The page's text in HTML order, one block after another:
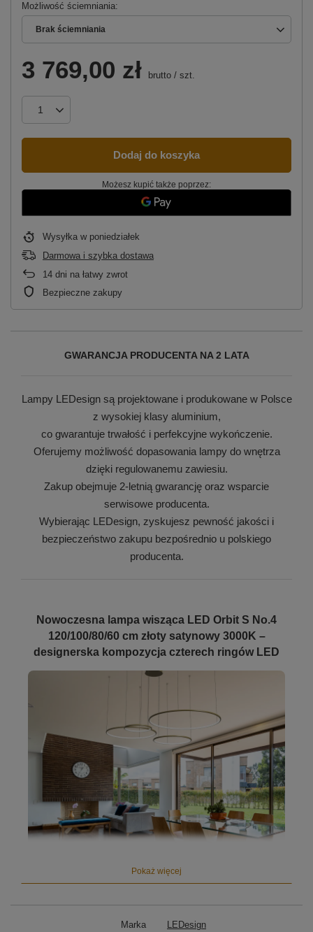
Możliwość ściemniania
Brak ściemniania
3 769,00 zł brutto / szt.
Dodaj do koszyka
Możesz kupić także poprzez:
Wysyłka w poniedziałek
Darmowa i szybka dostawa
14 dni na łatwy zwrot
Bezpieczne zakupy
GWARANCJA PRODUCENTA NA 2 LATA
Lampy LEDesign są projektowane i produkowane w Polsce
z wysokiej klasy aluminium,
co gwarantuje trwałość i perfekcyjne wykończenie.
Oferujemy możliwość dopasowania lampy do wnętrza
dzięki regulowanemu zawiesiu.
Zakup obejmuje 2-letnią gwarancję oraz wsparcie
serwisowe producenta.
Wybierając LEDesign, zyskujesz pewność jakości i
bezpieczeństwo zakupu bezpośrednio u polskiego
producenta.
Nowoczesna lampa wisząca LED Orbit S No.4
120/100/80/60 cm złoty satynowy 3000K –
designerska kompozycja czterech ringów LED
Pokaż więcej
Marka LEDesign